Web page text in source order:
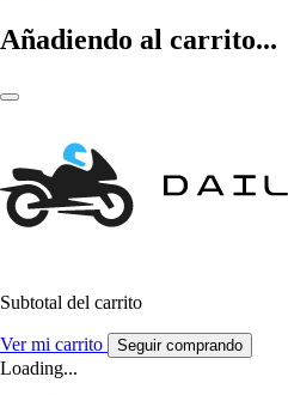
Añadiendo al carrito...
Subtotal del carrito
Ver mi carrito Seguir comprando
Loading...